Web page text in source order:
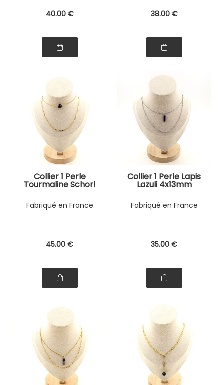
40.00 € 38.00 €
Collier 1 Perle
Tourmaline Schorl
du Brésil 8 mm
double chaine (1x15
mm) en acier doré
Fabriqué en France
45.00 €
Collier 1 Perle Lapis
Lazuli 4x13mm
chaine (1 & 2x5mm)
en acier inoxydable.
Fabriqué en France
35.00 €